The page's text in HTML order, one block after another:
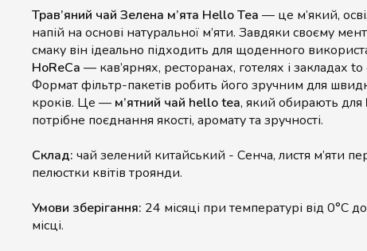
Трав’яний чай Зелена м’ята Hello Tea — це м’який,
напій на основі натуральної м’яти. Завдяки своєму
смаку він ідеально підходить для щоденного
HoReCa — кав’ярнях, ресторанах, готелях і закладах to
Формат фільтр-пакетів робить його зручним для
кроків. Це — м’ятний чай hello tea, який обирають для
потрібне поєднання якості, аромату та зручності.
Склад: чай зелений китайський - Сенча, листя м’яти
пелюстки квітів троянди.
Умови зберігання: 24 місяці при температурі від 0°C
місці.